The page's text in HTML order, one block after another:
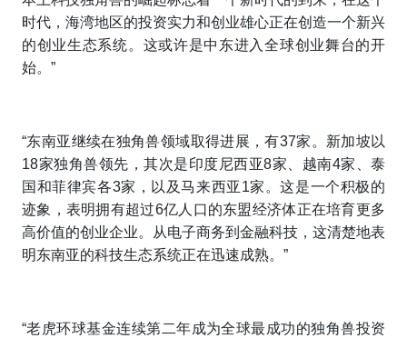
时代，海湾地区的投资实力和创业雄心正在创造一个新兴
的创业生态系统。这或许是中东进入全球创业舞台的开
始。”
“东南亚继续在独角兽领域取得进展，有37家。新加坡以
18家独角兽领先，其次是印度尼西亚8家、越南4家、泰
国和菲律宾各3家，以及马来西亚1家。这是一个积极的
迹象，表明拥有超过6亿人口的东盟经济体正在培育更多
高价值的创业企业。从电子商务到金融科技，这清楚地表
明东南亚的科技生态系统正在迅速成熟。”
“老虎环球基金连续第二年成为全球最成功的独角兽投资